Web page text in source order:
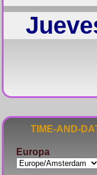
TIME-AND-
Europa